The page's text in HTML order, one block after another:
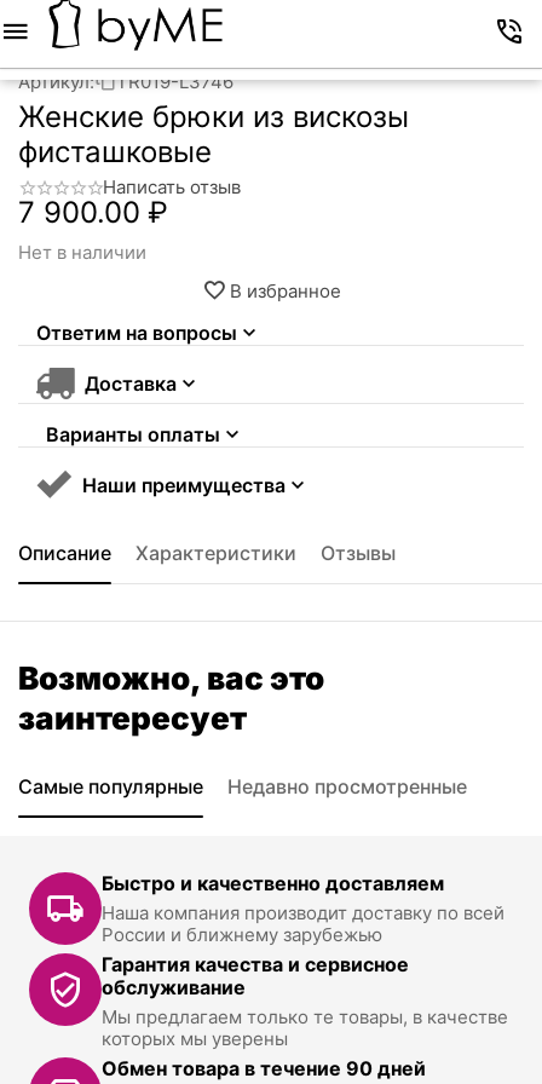
Артикул: TR019-L3746
Женские брюки из вискозы
фисташковые
Написать отзыв
7 900.00 ₽
Нет в наличии
В избранное
Ответим на вопросы
Доставка
Варианты оплаты
Наши преимущества
Описание Характеристики Отзывы
Возможно, вас это
заинтересует
Самые популярные Недавно просмотренные
Быстро и качественно доставляем
Наша компания производит доставку по всей
России и ближнему зарубежью
Гарантия качества и сервисное
обслуживание
Мы предлагаем только те товары, в качестве
которых мы уверены
Обмен товара в течение 90 дней
Меню Корзина Контакты